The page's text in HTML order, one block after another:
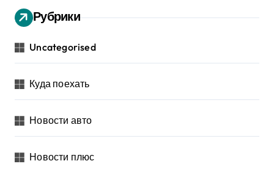
Рубрики
Uncategorised
Куда поехать
Новости авто
Новости плюс